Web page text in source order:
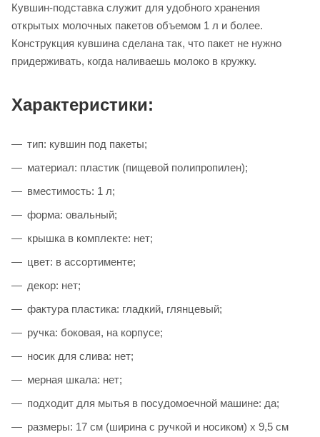
Кувшин-подставка служит для удобного хранения
открытых молочных пакетов объемом 1 л и более.
Конструкция кувшина сделана так, что пакет не нужно
придерживать, когда наливаешь молоко в кружку.
Характеристики:
тип: кувшин под пакеты;
материал: пластик (пищевой полипропилен);
вместимость: 1 л;
форма: овальный;
крышка в комплекте: нет;
цвет: в ассортименте;
декор: нет;
фактура пластика: гладкий, глянцевый;
ручка: боковая, на корпусе;
носик для слива: нет;
мерная шкала: нет;
подходит для мытья в посудомоечной машине: да;
размеры: 17 см (ширина с ручкой и носиком) х 9,5 см